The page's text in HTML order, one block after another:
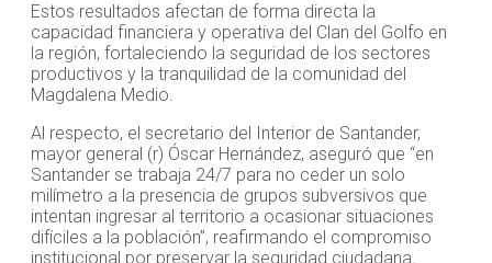
Estos resultados afectan de forma directa la
capacidad financiera y operativa del Clan del Golfo en
la región, fortaleciendo la seguridad de los sectores
productivos y la tranquilidad de la comunidad del
Magdalena Medio.
Al respecto, el secretario del Interior de Santander,
mayor general (r) Óscar Hernández, aseguró que “en
Santander se trabaja 24/7 para no ceder un solo
milímetro a la presencia de grupos subversivos que
intentan ingresar al territorio a ocasionar situaciones
difíciles a la población”, reafirmando el compromiso
institucional por preservar la seguridad ciudadana.